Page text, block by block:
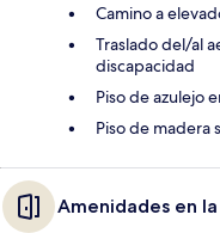
Camino a
Traslado del/al
discapacidad
Piso de azulejo
Piso de madera
Amenidades en